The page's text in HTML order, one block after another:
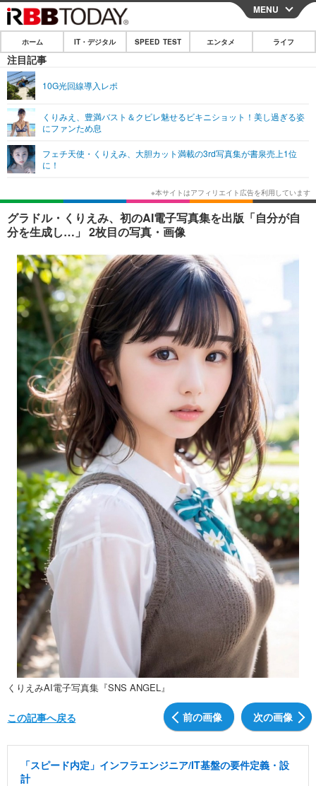
CLOSE
ホーム
IT・デジタル
ネタ
ショッピング その他
SPEED TEST
エンタメ
エンタメTOP
韓国・芸能
音楽 スポーツ
ショッピング その他
ライフ
ライフTOP グルメ
ペット ショッピング
その他
リリース一覧
プッシュ通知の停止方法
MENU
ホーム IT・デジタル SPEED TEST エンタメ ライフ
注目記事
10G光回線導入レポ
くりみえ、豊満バスト＆クビレ魅せるビキニショット！美し過ぎる姿
にファンため息
フェチ天使・くりえみ、大胆カット満載の3rd写真集が書泉売上1位
に！
グラドル・くりえみ、初のAI電子写真集を出版「自分が自
分を生成し…」 2枚目の写真・画像
くりえみAI電子写真集『SNS ANGEL』
前の画像 次の画像
この記事へ戻る
「スピード内定」インフラエンジニア/IT基盤の要件定義・設
計